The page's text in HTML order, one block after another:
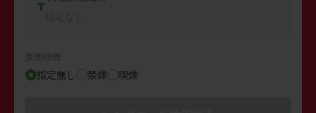
禁煙/喫煙
指定無し 禁煙 喫煙